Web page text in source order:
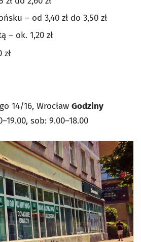
– od 3,40 zł do 3,50 zł
– ok. 1,20 zł
zł
14/16, Wrocław Godziny
sob: 9.00–18.00